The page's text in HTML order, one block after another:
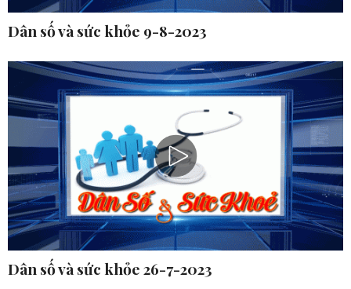
Dân số và sức khỏe 9-8-2023
Dân số và sức khỏe 26-7-2023